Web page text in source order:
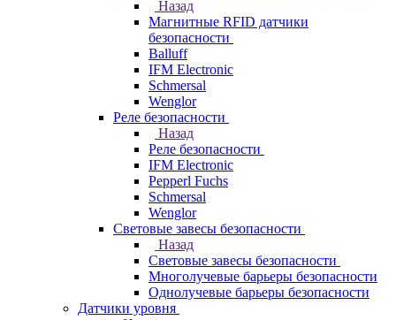
Назад
Магнитные RFID датчики
безопасности
Balluff
IFM Electronic
Schmersal
Wenglor
Реле безопасности
Назад
Реле безопасности
IFM Electronic
Pepperl Fuchs
Schmersal
Wenglor
Световые завесы безопасности
Назад
Световые завесы безопасности
Многолучевые барьеры безопасности
Однолучевые барьеры безопасности
Датчики уровня